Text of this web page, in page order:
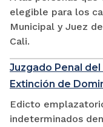
elegible para los
Municipal y Juez
Cali.
Juzgado Penal
Extinción de
Edicto
indeterminados